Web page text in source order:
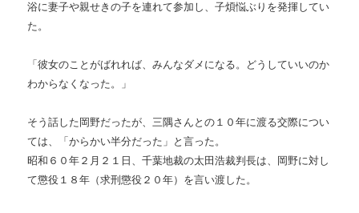
浴に妻子や親せきの子を連れて参加し、子煩悩ぶりを発揮してい
た。
「彼女のことがばれれば、みんなダメになる。どうしていいのか
わからなくなった。」
そう話した岡野だったが、三隅さんとの１０年に渡る交際につい
ては、「からかい半分だった」と言った。
昭和６０年２月２１日、千葉地裁の太田浩裁判長は、岡野に対し
て懲役１８年（求刑懲役２０年）を言い渡した。